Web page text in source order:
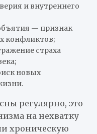
и внутреннего
— признак
конфликтов;
страха
новых
регулярно, это
на нехватку
хроническую